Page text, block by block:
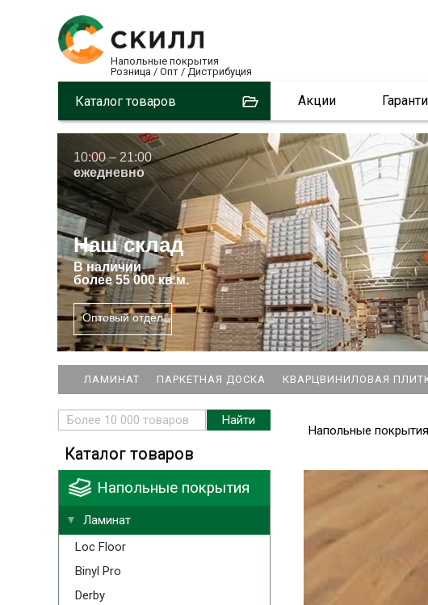
Напольные покрытия
Розница / Опт / Дистрибуция
Каталог товаров Акции
10:00 – 21:00
ежедневно
Наш склад
Вналичии
более 55 000 кв.м.
Оптовый отдел
ЛАМИНАТ ПАРКЕТНАЯ ДОСКА КВАРЦВИНИЛОВАЯ
Напольные покрытия
Каталог товаров
Напольные покрытия
Ламинат
Loc Floor
Binyl Pro
Derby